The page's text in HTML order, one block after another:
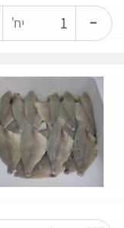
-
כמות
של
בורי
(מארז
של
5
ק״ג)
יח'